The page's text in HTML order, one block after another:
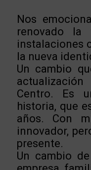
Nos
renovado la
instalaciones
la nueva
Un cambio
Centro. Es
historia, que
años. Con
innovador,
presente.
Un cambio